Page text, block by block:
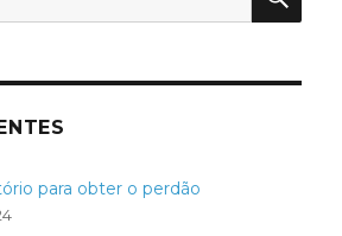
para obter o perdão